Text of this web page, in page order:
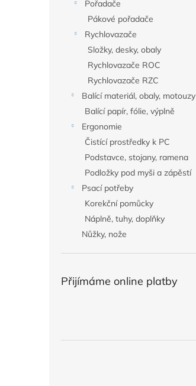
Pořadače
Pákové pořadače
Rychlovazače
Složky, desky, obaly
Rychlovazače ROC
Rychlovazače RZC
Balící materiál, obaly, motouzy
Balící papír, fólie, výplně
Ergonomie
Čistící prostředky k PC
Podstavce, stojany, ramena
Podložky pod myši a zápěstí
Psací potřeby
Korekční pomůcky
Náplně, tuhy, doplňky
Nůžky, nože
Přijímáme online platby